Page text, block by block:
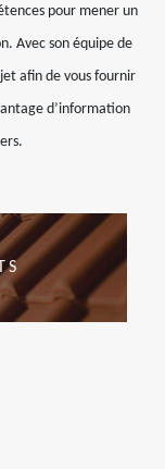
pour mener un
Avec son équipe de
afin de vous fournir
d’information